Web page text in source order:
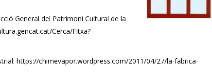
General del Patrimoni Cultural de la
Cerca/Fitxa?
https://chimevapor.wordpress.com/2011/04/27/la-fabrica-